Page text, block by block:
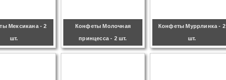
Мексикана - 2
шт.
Конфеты Молочная
принцесса - 2 шт.
Конфеты Муррлинка - 2
шт.